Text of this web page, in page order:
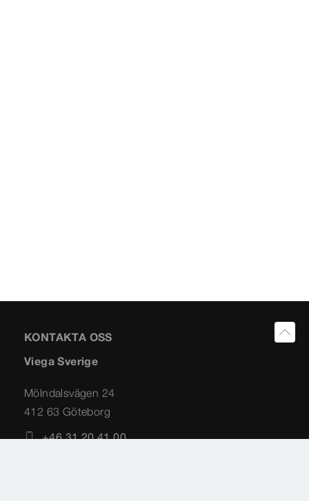
KONTAKTA OSS
Viega Sverige
Mölndalsvägen 24
412 63 Göteborg
+46 31 20 41 00